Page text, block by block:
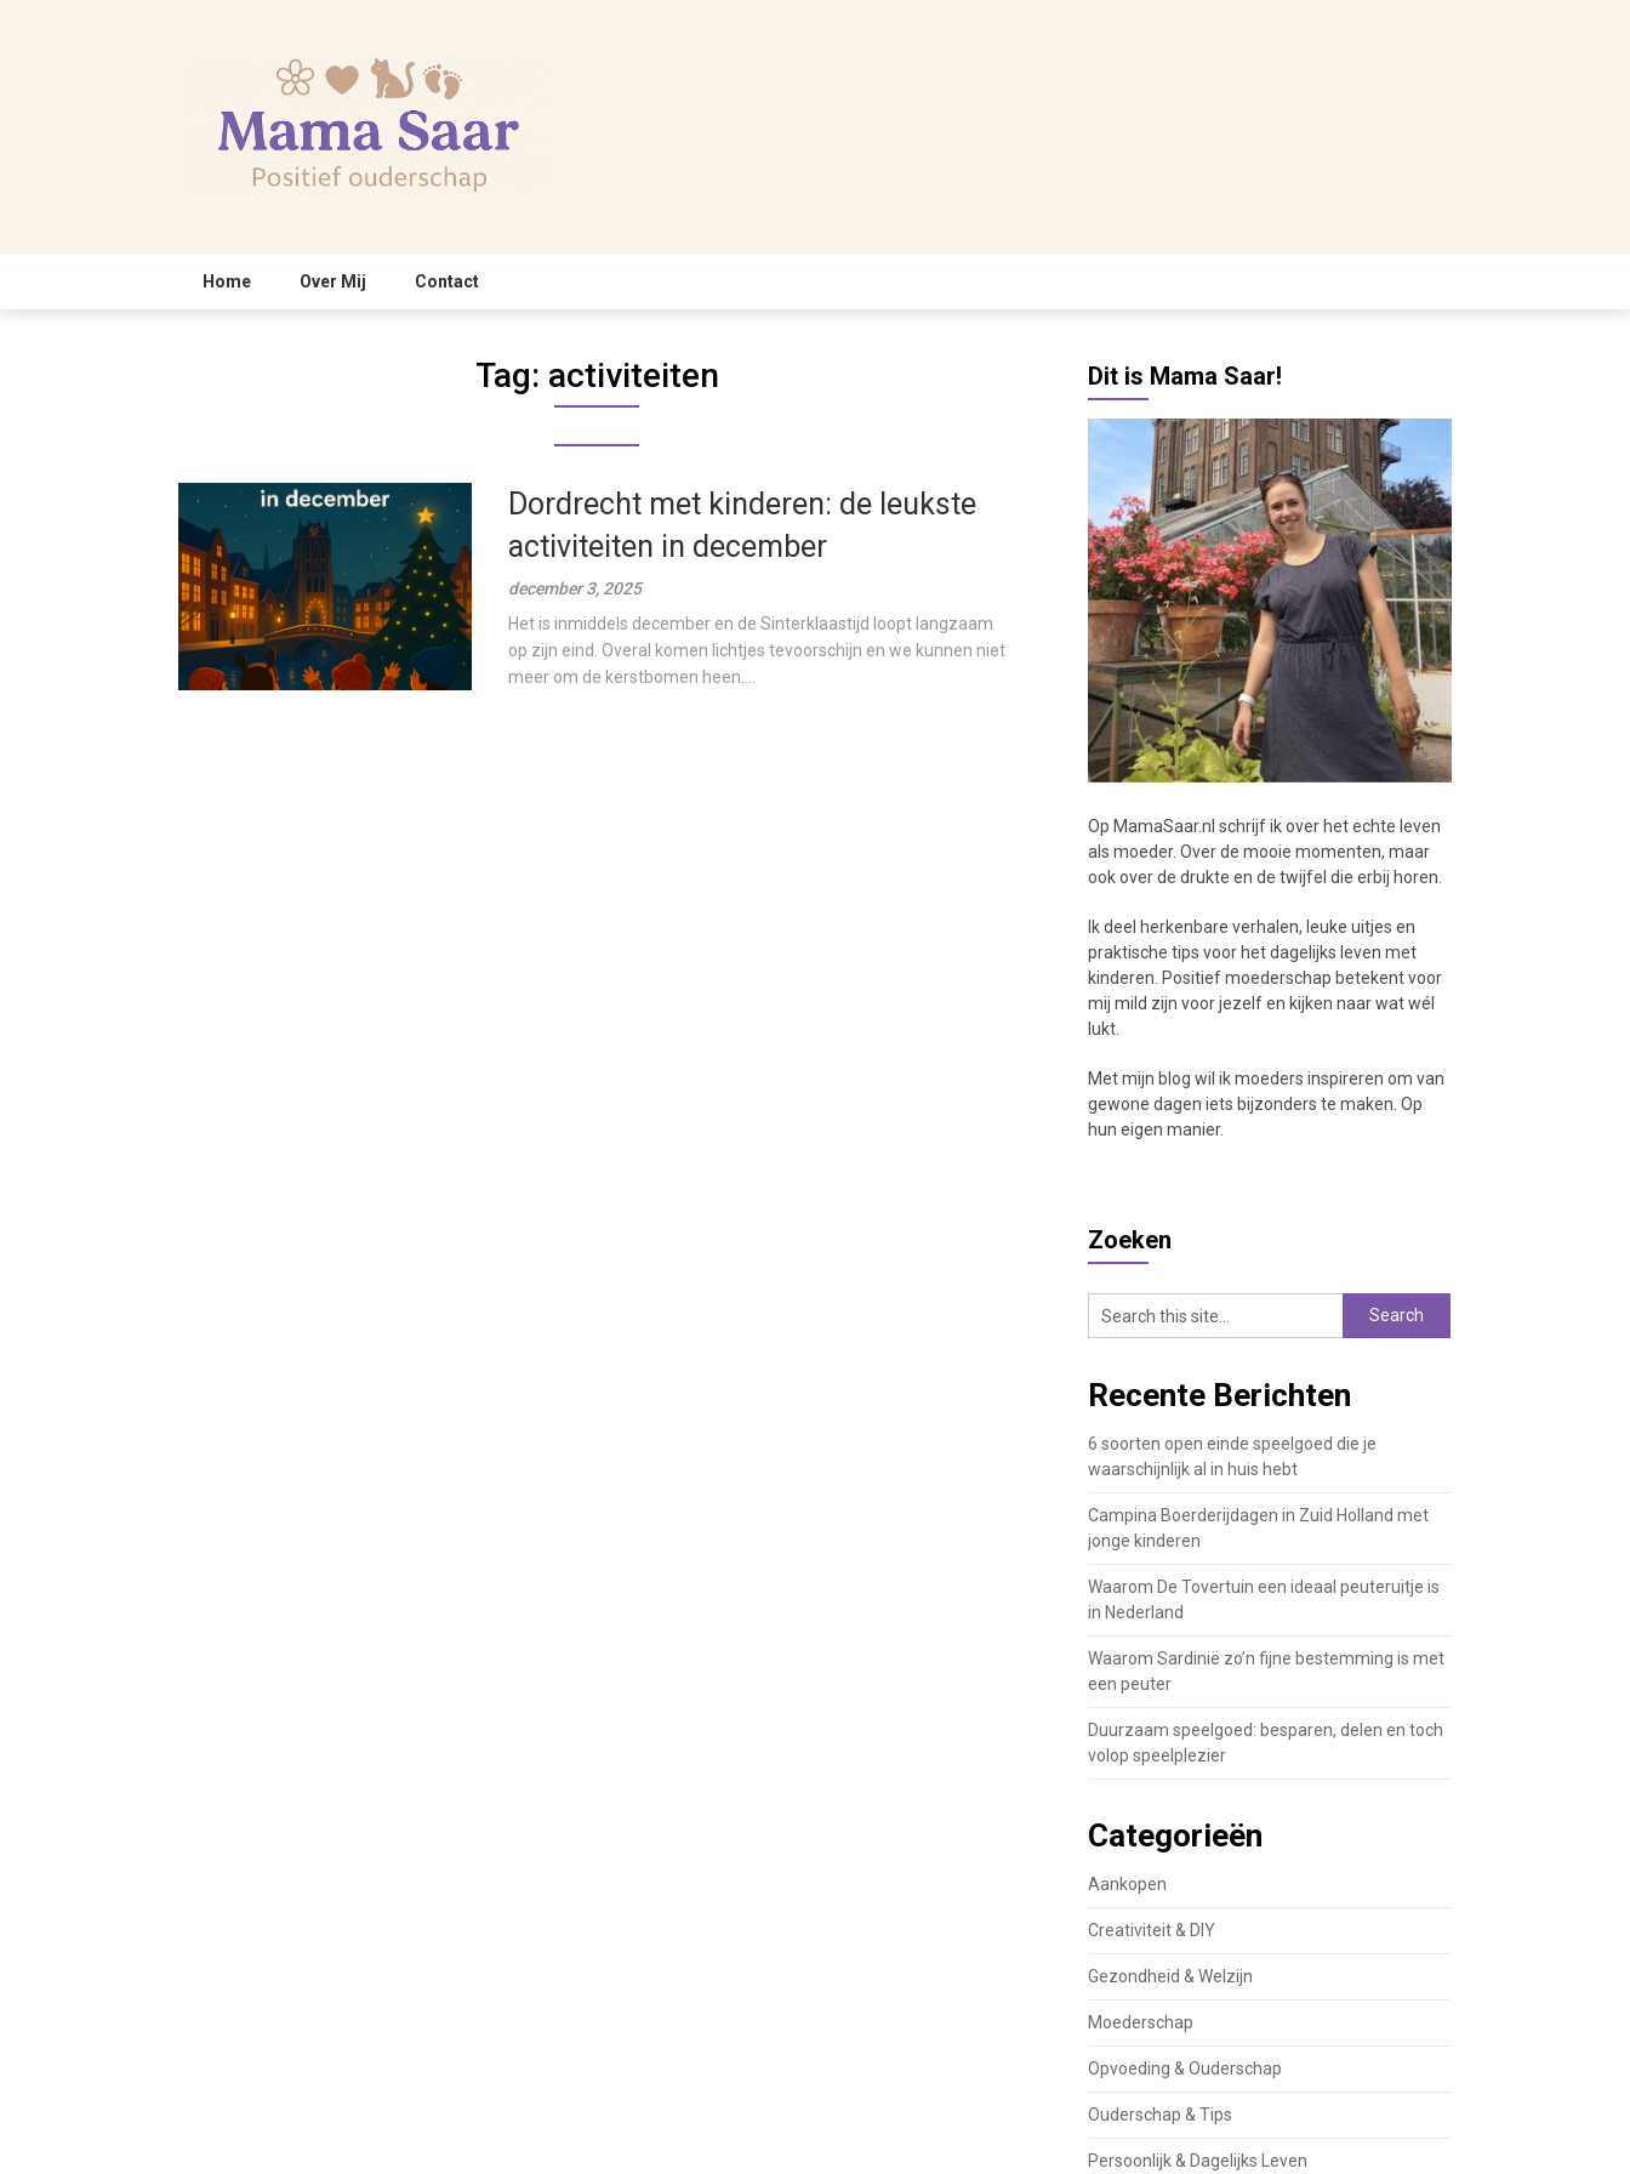
Home Over Mij Contact
Tag: activiteiten
Dordrecht met kinderen: de leukste
activiteiten in december
december 3, 2025
Het is inmiddels december en de Sinterklaastijd loopt langzaam
op zijn eind. Overal komen lichtjes tevoorschijn en we kunnen niet
meer om de kerstbomen heen....
Dit is Mama Saar!
Op MamaSaar.nl schrijf ik over het echte leven
als moeder. Over de mooie momenten, maar
ook over de drukte en de twijfel die erbij horen.
Ik deel herkenbare verhalen, leuke uitjes en
praktische tips voor het dagelijks leven met
kinderen. Positief moederschap betekent voor
mij mild zijn voor jezelf en kijken naar wat wél
lukt.
Met mijn blog wil ik moeders inspireren om van
gewone dagen iets bijzonders te maken. Op
hun eigen manier.
Zoeken
Recente Berichten
6 soorten open einde speelgoed die je
waarschijnlijk al in huis hebt
Campina Boerderijdagen in Zuid Holland met
jonge kinderen
Waarom De Tovertuin een ideaal peuteruitje is
in Nederland
Waarom Sardinië zo’n fijne bestemming is met
een peuter
Duurzaam speelgoed: besparen, delen en toch
volop speelplezier
Categorieën
Aankopen
Creativiteit & DIY
Gezondheid & Welzijn
Moederschap
Opvoeding & Ouderschap
Ouderschap & Tips
Persoonlijk & Dagelijks Leven